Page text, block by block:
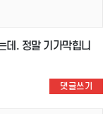
데. 정말 기가막힙니
댓글쓰기